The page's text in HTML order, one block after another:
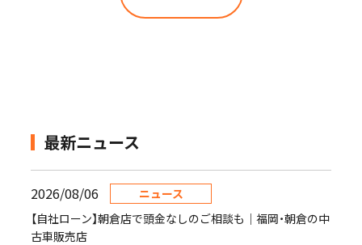
最新ニュース
2026/08/06
ニュース
【自社ローン】朝倉店で頭金なしのご相談も｜福岡・朝倉の中
古車販売店